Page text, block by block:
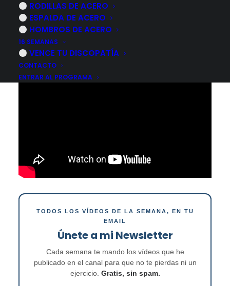
RODILLAS DE ACERO
ESPALDA DE ACERO
HOMBROS DE ACERO
16 SEMANAS
VENCE TU DISCOPATÍA
CONTACTO
ENTRAR AL PROGRAMA
TODOS LOS VÍDEOS DE LA SEMANA, EN TU
EMAIL
Únete a mi Newsletter
Cada semana te mando los vídeos que he
publicado en el canal para que no te pierdas ni un
ejercicio. Gratis, sin spam.